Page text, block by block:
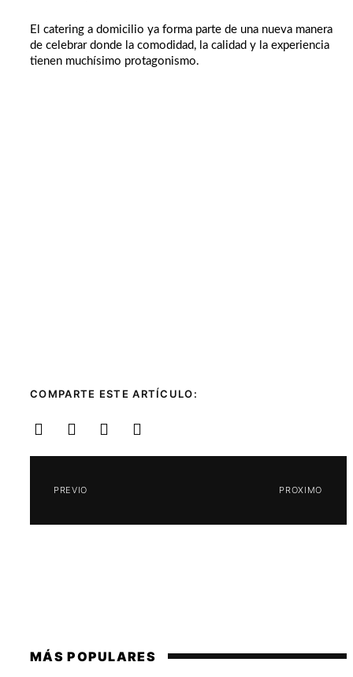
El catering a domicilio ya forma parte de una nueva manera
de celebrar donde la comodidad, la calidad y la experiencia
tienen muchísimo protagonismo.
COMPARTE ESTE ARTÍCULO:
PREVIO PROXIMO
MÁS POPULARES